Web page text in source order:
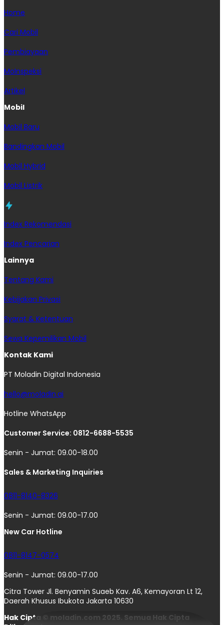
Home
Cari Mobil
Pembiayaan
MoInspeksi
Artikel
Mobil
Mobil Baru
Bandingkan Mobil
Mobil Hybrid
Mobil Listrik
Index Rekomendasi
Index Pencarian
Lainnya
Tentang Kami
Kebijakan Privasi
Syarat & Ketentuan
Sewa Kepemilikan Mobil
Kontak Kami
PT Moladin Digital Indonesia
hello@moladin.ai
Hotline WhatsApp
Customer Service: 0812-6688-5535
Senin - Jumat: 09.00-18.00
Sales & Marketing Inquiries
0811-8140-8326
Senin - Jumat: 09.00-17.00
New Car Hotline
0811-8147-0574
Senin - Jumat: 09.00-17.00
Citra Tower Jl. Benyamin Suaeb Kav. A6, Kemayoran Lt 12,
Daerah Khusus Ibukota Jakarta 10630
Hak Cipta © moladin.com 2025. Semua Hak Cipta